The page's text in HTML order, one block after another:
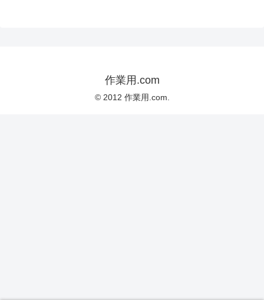
作業用.com
© 2012 作業用.com.